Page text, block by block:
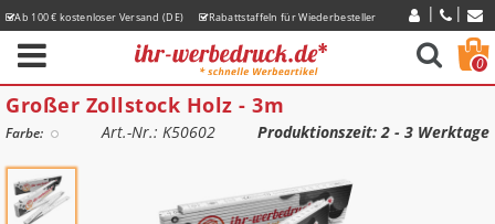
Ab 100 € kostenloser Versand (DE)
Rabattstaffeln für Wiederbesteller
0
Großer Zollstock Holz - 3m
Farbe: Art.-Nr.: K50602 Produktionszeit: 2 - 3 Werktage